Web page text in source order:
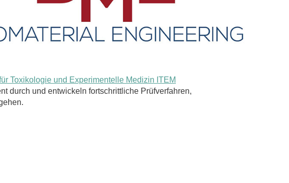
Toxikologie und Experimentelle Medizin ITEM
durch und entwickeln fortschrittliche Prüfverfahren,